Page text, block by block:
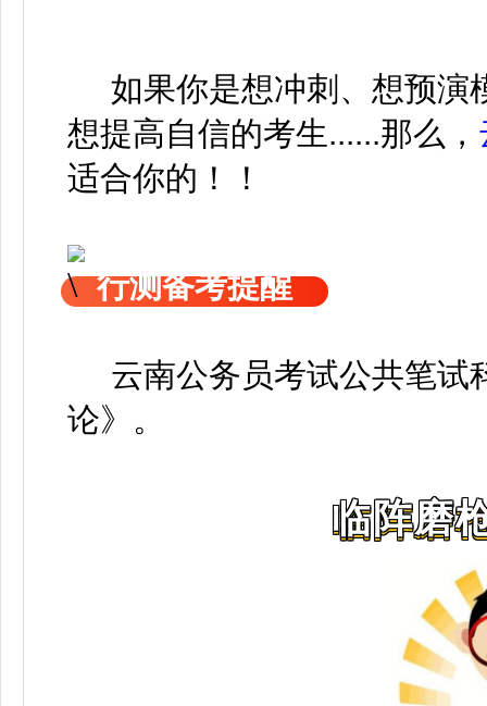
如果你是想冲刺、想预演
想提高自信的考生......那么，
适合你的！！
行测备考提醒
云南公务员考试公共笔试
论》 。
临阵磨